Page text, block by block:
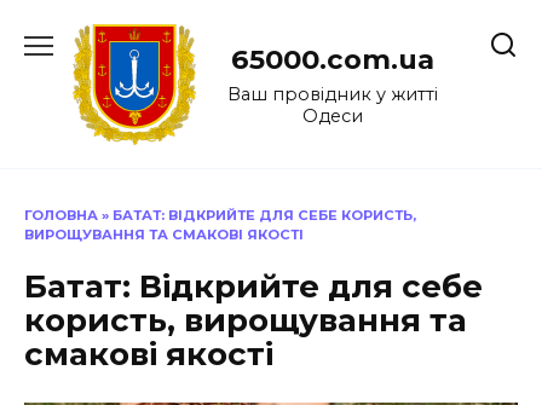
до
65000.com.ua
Ваш провідник у житті
Одеси
ГОЛОВНА » БАТАТ: ВІДКРИЙТЕ ДЛЯ СЕБЕ КОРИСТЬ,
ВИРОЩУВАННЯ ТА СМАКОВІ ЯКОСТІ
Батат: Відкрийте для себе
користь, вирощування та
смакові якості